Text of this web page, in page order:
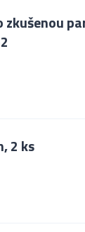
zkušenou
2 ks